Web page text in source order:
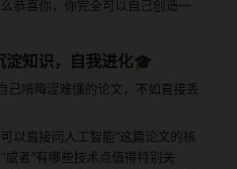
恭喜你，你完全可以自己创造一
淀知识，自我进化🎓
己啃晦涩难懂的论文，不如直接丢
以直接问人工智能“这篇论文的核
或者“有哪些技术点值得特别关